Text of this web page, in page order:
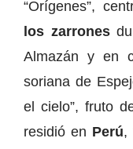
“Orígenes”,
los zarrones
Almazán y en
soriana de
el cielo”, fruto
residió en Perú,